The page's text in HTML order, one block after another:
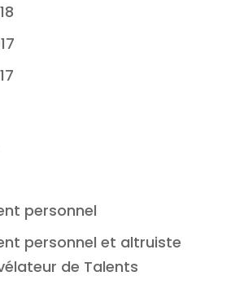
personnel
personnel et altruiste
de Talents